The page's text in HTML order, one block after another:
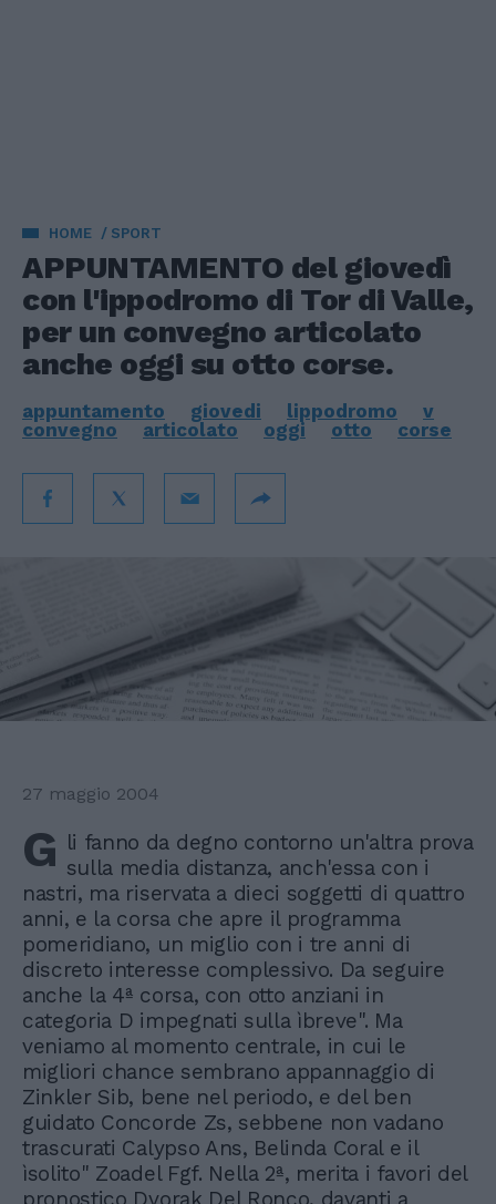
HOME SPORT
APPUNTAMENTO del giovedì
con l'ippodromo di Tor di Valle,
per un convegno articolato
anche oggi su otto corse.
appuntamento giovedi lippodromo
v
convegno
articolato oggi otto corse
27 maggio 2004
G li fanno da degno contorno un'altra prova
sulla media distanza, anch'essa con i
nastri, ma riservata a dieci soggetti di quattro
anni, e la corsa che apre il programma
pomeridiano, un miglio con i tre anni di
discreto interesse complessivo. Da seguire
anche la 4ª corsa, con otto anziani in
categoria D impegnati sulla ìbreve". Ma
veniamo al momento centrale, in cui le
migliori chance sembrano appannaggio di
Zinkler Sib, bene nel periodo, e del ben
guidato Concorde Zs, sebbene non vadano
trascurati Calypso Ans, Belinda Coral e il
ìsolito" Zoadel Fgf. Nella 2ª, merita i favori del